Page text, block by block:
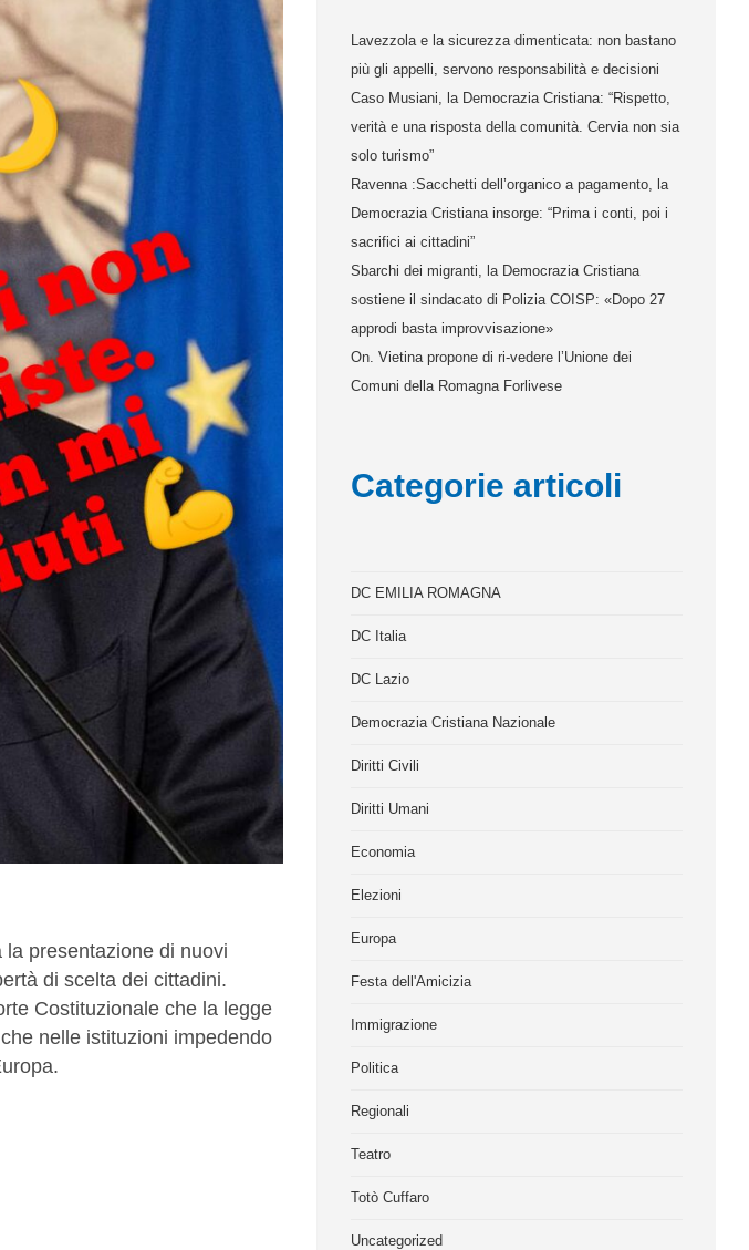
la presentazione di nuovi
di scelta dei cittadini.
Costituzionale che la legge
nelle istituzioni impedendo
Lavezzola e la sicurezza dimenticata: non bastano
più gli appelli, servono responsabilità e decisioni
Caso Musiani, la Democrazia Cristiana: “Rispetto,
verità e una risposta della comunità. Cervia non sia
solo turismo”
Ravenna :Sacchetti dell’organico a pagamento, la
Democrazia Cristiana insorge: “Prima i conti, poi i
sacrifici ai cittadini”
Sbarchi dei migranti, la Democrazia Cristiana
sostiene il sindacato di Polizia COISP: «Dopo 27
approdi basta improvvisazione»
On. Vietina propone di ri-vedere l’Unione dei
Comuni della Romagna Forlivese
Categorie articoli
DC EMILIA ROMAGNA
DC Italia
DC Lazio
Democrazia Cristiana Nazionale
Diritti Civili
Diritti Umani
Economia
Elezioni
Europa
Festa dell'Amicizia
Immigrazione
Politica
Regionali
Teatro
Totò Cuffaro
Uncategorized